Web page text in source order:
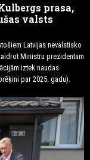
prasa,
valsts
Latvijas nevalstisko
Ministru prezidentam
iztek naudas
par 2025. gadu).